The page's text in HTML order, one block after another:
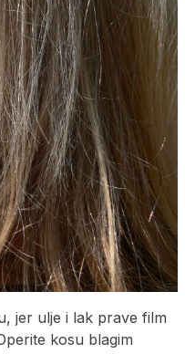
jer ulje i lak prave film
kosu blagim